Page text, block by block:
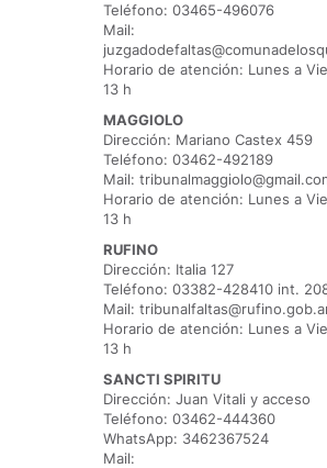
Teléfono: 03465-496076
Mail:
Horario de atención: Lunes a
13 h
MAGGIOLO
Dirección: Mariano Castex 459
Teléfono: 03462-492189
Mail:
Horario de atención: Lunes a
13 h
RUFINO
Dirección: Italia 127
Teléfono: 03382-428410 int.
Mail:
Horario de atención: Lunes a
13 h
SANCTI SPIRITU
Dirección: Juan Vitali y acceso
Teléfono: 03462-444360
WhatsApp: 3462367524
Mail: